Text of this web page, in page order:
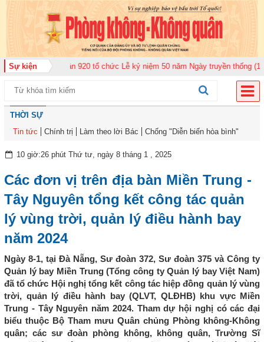
Sự kiện
Không quân 920 tổ chức Lễ kỷ niệm 50 năm Ngày truyền thống (12-11-
THỜI SỰ
Tin tức
Chính trị Làm theo lời Bác Chống "Diễn biến hòa bình"
10 giờ:26 phút Thứ tư, ngày 8 tháng 1 , 2025
Các đơn vị trên địa bàn Miền Trung -
Tây Nguyên tổng kết công tác quản
lý vùng trời, quản lý điều hành bay
năm 2024
Ngày 8-1, tại Đà Nẵng, Sư đoàn 372, Sư đoàn 375 và Công ty
Quản lý bay Miền Trung (Tổng công ty Quản lý bay Việt Nam)
đã tổ chức Hội nghị tổng kết công tác hiệp đồng quản lý vùng
trời, quản lý điều hành bay (QLVT, QLĐHB) khu vực Miền
Trung - Tây Nguyên năm 2024. Tham dự hội nghị có các đại
biểu thuộc Bộ Tham mưu Quân chủng Phòng không-Không
quân; các sư đoàn phòng không, không quân, Trường Sĩ